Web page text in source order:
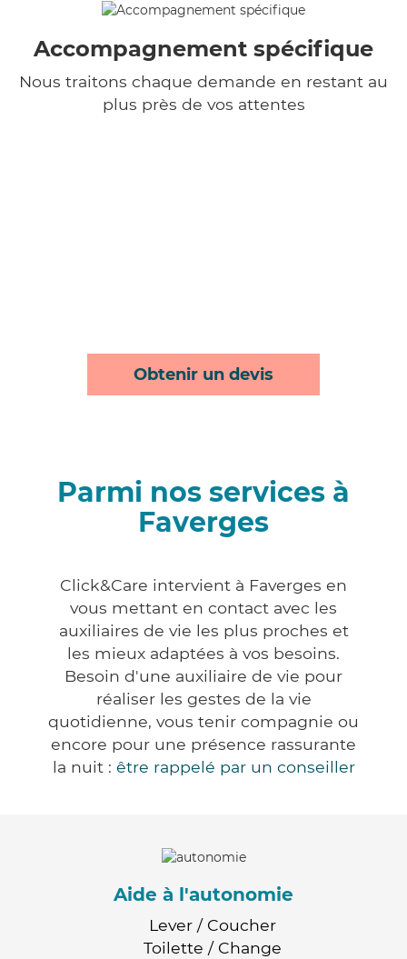
Accompagnement spécifique
Nous traitons chaque demande en restant au
plus près de vos attentes
Obtenir un devis
Parmi nos services à
Faverges
Click&Care intervient à Faverges en
vous mettant en contact avec les
auxiliaires de vie les plus proches et
les mieux adaptées à vos besoins.
Besoin d'une auxiliaire de vie pour
réaliser les gestes de la vie
quotidienne, vous tenir compagnie ou
encore pour une présence rassurante
la nuit : être rappelé par un conseiller
Aide à l'autonomie
Lever / Coucher
Toilette / Change